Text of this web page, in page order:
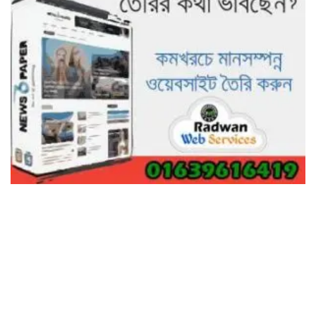
ভালো হতো’: বন বিভাগের নিষ্ঠুরতায়
নিঃস্ব কৃষক